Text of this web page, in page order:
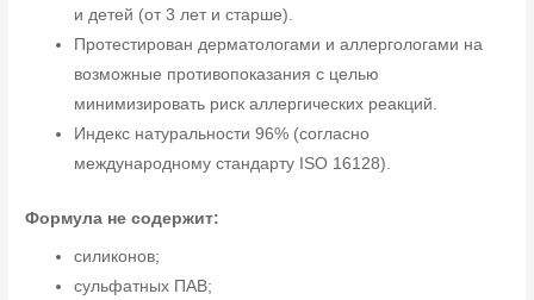
и детей (от 3 лет и старше).
Протестирован дерматологами и аллергологами на
возможные противопоказания с целью
минимизировать риск аллергических реакций.
Индекс натуральности 96% (согласно
международному стандарту ISO 16128).
Формула не содержит:
силиконов;
сульфатных ПАВ;